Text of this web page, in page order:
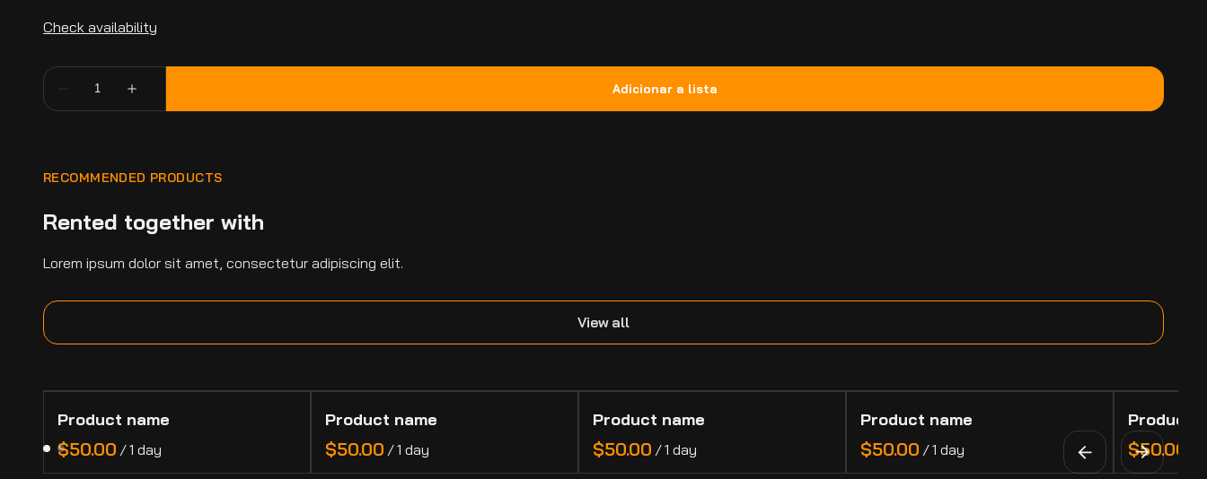
RECOMMENDED PRODUCTS
Rented together with
Lorem ipsum dolor sit amet, consectetur adipiscing elit.
View all
Product name
$50.00 /1 day
Product name
$50.00 /1 day
Product name
$50.00 /1 day
Product name
$50.00 /1 day
Product
$50.00